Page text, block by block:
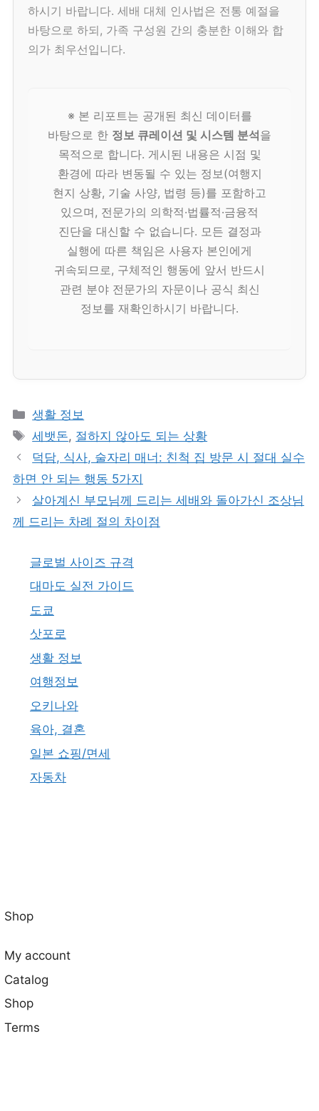
하시기 바랍니다. 세배 대체 인사법은 전통 예절을
바탕으로 하되, 가족 구성원 간의 충분한 이해와 합
의가 최우선입니다.
※ 본 리포트는 공개된 최신 데이터를
바탕으로 한 정보 큐레이션 및 시스템 분석을
목적으로 합니다. 게시된 내용은 시점 및
환경에 따라 변동될 수 있는 정보(여행지
현지 상황, 기술 사양, 법령 등)를 포함하고
있으며, 전문가의 의학적·법률적·금융적
진단을 대신할 수 없습니다. 모든 결정과
실행에 따른 책임은 사용자 본인에게
귀속되므로, 구체적인 행동에 앞서 반드시
관련 분야 전문가의 자문이나 공식 최신
정보를 재확인하시기 바랍니다.
카
테
고
리
생활 정보
태
그
세뱃돈, 절하지 않아도 되는 상황
덕담, 식사, 술자리 매너: 친척 집 방문 시 절대 실수
하면 안 되는 행동 5가지
살아계신 부모님께 드리는 세배와 돌아가신 조상님
께 드리는 차례 절의 차이점
글로벌 사이즈 규격
대마도 실전 가이드
도쿄
삿포로
생활 정보
여행정보
오키나와
육아, 결혼
일본 쇼핑/면세
자동차
Shop
My account
Catalog
Shop
Terms